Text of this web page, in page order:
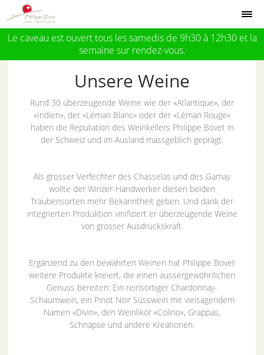
Le caveau est ouvert tous les samedis de 9h30 à 12h30 et la
semaine sur rendez-vous.
Unsere Weine
Rund 30 überzeugende Weine wie der «Atlantique», der
«Indien», der «Léman Blanc» oder der «Léman Rouge»
haben die Reputation des Weinkellers Philippe Bovet in
der Schweiz und im Ausland massgeblich geprägt.
Als grosser Verfechter des Chasselas und des Gamay
wollte der Winzer-Handwerker diesen beiden
Traubensorten mehr Bekanntheit geben. Und dank der
integrierten Produktion vinifiziert er überzeugende Weine
von grosser Ausdruckskraft.
Ergänzend zu den bewährten Weinen hat Philippe Bovet
weitere Produkte kreiert, die einen aussergewöhnlichen
Genuss bereiten: Ein reinsortiger Chardonnay-
Schaumwein, ein Pinot Noir Süsswein mit vielsagendem
Namen «Divin», den Weinlikör «Colino», Grappas,
Schnäpse und andere Kreationen.